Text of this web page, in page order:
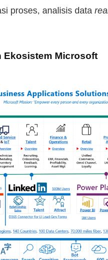
proses, analisis data
Ekosistem Microsoft